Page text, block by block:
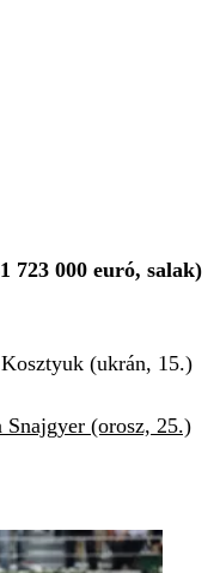
723 000 euró, salak)
(ukrán, 15.)
Snajgyer (orosz, 25.)